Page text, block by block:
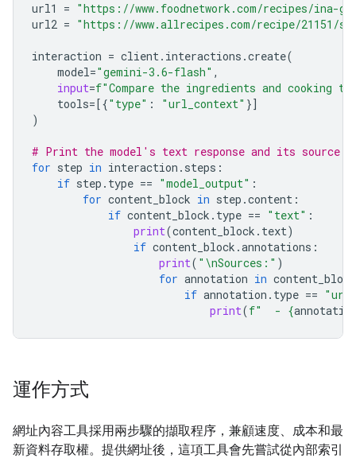
url1 = "https://www.foodnetwork.com/recipes/ina-
url2 = "https://www.allrecipes.com/recipe/21151/
interaction = client. interactions .create(
model="gemini-3.6-flash" ,
input=f"Compare the ingredients and cooking
tools=[{"type" : "url_context" }]
)
# Print the model's text response and its source
for step in interaction . steps :
if step . type == "model_output" :
for content_block in step .content :
if content_block . type == "text" :
print(content_block . text)
if content_block .annotations :
print( " \nSources:" )
for annotation in content_block
if annotation . type ==
print(f"  - {
運作方式
網址內容工具採用兩步驟的擷取程序，兼顧速度、成本和最
新資料存取權。提供網址後，這項工具會先嘗試從內部索引